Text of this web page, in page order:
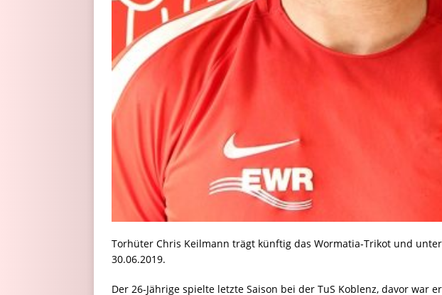
Torhüter Chris Keilmann trägt künftig das Wormatia-Trikot und
30.06.2019.
Der 26-Jährige spielte letzte Saison bei der TuS Koblenz, davor war